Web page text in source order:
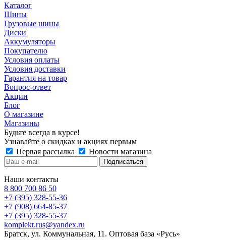
Каталог
Шины
Грузовые шины
Диски
Аккумуляторы
Покупателю
Условия оплаты
Условия доставки
Гарантия на товар
Вопрос-ответ
Акции
Блог
О магазине
Магазины
Будьте всегда в курсе!
Узнавайте о скидках и акциях первым
Первая рассылка
Новости магазина
Наши контакты
8 800 700 86 50
+7 (395) 328-55-36
+7 (908) 664-85-37
+7 (395) 328-55-37
komplekt.rus@yandex.ru
Братск, ул. Коммунальная, 11. Оптовая база «Русь»